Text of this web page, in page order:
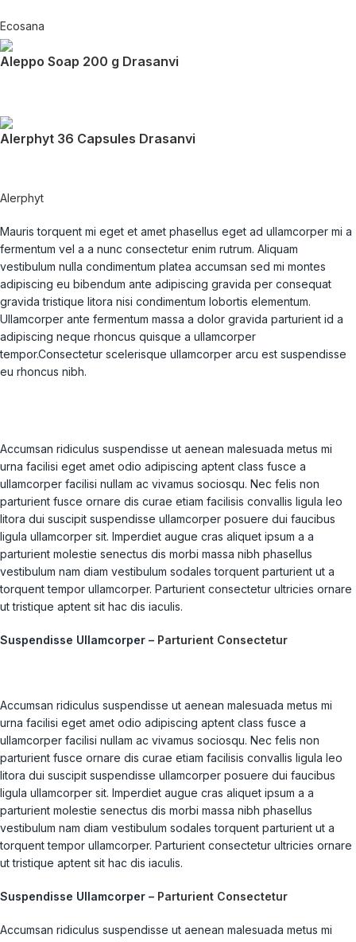
Ecosana
Aleppo Soap 200 g Drasanvi
Alerphyt 36 Capsules Drasanvi
Alerphyt
Mauris torquent mi eget et amet phasellus eget ad ullamcorper mi a
fermentum vel a a nunc consectetur enim rutrum. Aliquam
vestibulum nulla condimentum platea accumsan sed mi montes
adipiscing eu bibendum ante adipiscing gravida per consequat
gravida tristique litora nisi condimentum lobortis elementum.
Ullamcorper ante fermentum massa a dolor gravida parturient id a
adipiscing neque rhoncus quisque a ullamcorper
tempor.Consectetur scelerisque ullamcorper arcu est suspendisse
eu rhoncus nibh.
Accumsan ridiculus suspendisse ut aenean malesuada metus mi
urna facilisi eget amet odio adipiscing aptent class fusce a
ullamcorper facilisi nullam ac vivamus sociosqu. Nec felis non
parturient fusce ornare dis curae etiam facilisis convallis ligula leo
litora dui suscipit suspendisse ullamcorper posuere dui faucibus
ligula ullamcorper sit. Imperdiet augue cras aliquet ipsum a a
parturient molestie senectus dis morbi massa nibh phasellus
vestibulum nam diam vestibulum sodales torquent parturient ut a
torquent tempor ullamcorper. Parturient consectetur ultricies ornare
ut tristique aptent sit hac dis iaculis.
Suspendisse Ullamcorper – Parturient Consectetur
Accumsan ridiculus suspendisse ut aenean malesuada metus mi
urna facilisi eget amet odio adipiscing aptent class fusce a
ullamcorper facilisi nullam ac vivamus sociosqu. Nec felis non
parturient fusce ornare dis curae etiam facilisis convallis ligula leo
litora dui suscipit suspendisse ullamcorper posuere dui faucibus
ligula ullamcorper sit. Imperdiet augue cras aliquet ipsum a a
parturient molestie senectus dis morbi massa nibh phasellus
vestibulum nam diam vestibulum sodales torquent parturient ut a
torquent tempor ullamcorper. Parturient consectetur ultricies ornare
ut tristique aptent sit hac dis iaculis.
Suspendisse Ullamcorper – Parturient Consectetur
Accumsan ridiculus suspendisse ut aenean malesuada metus mi